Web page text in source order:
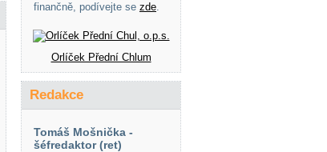
finančně, podívejte se zde.
Orlíček Přední Chlum
Redakce
Tomáš Mošnička -
šéfredaktor (ret)